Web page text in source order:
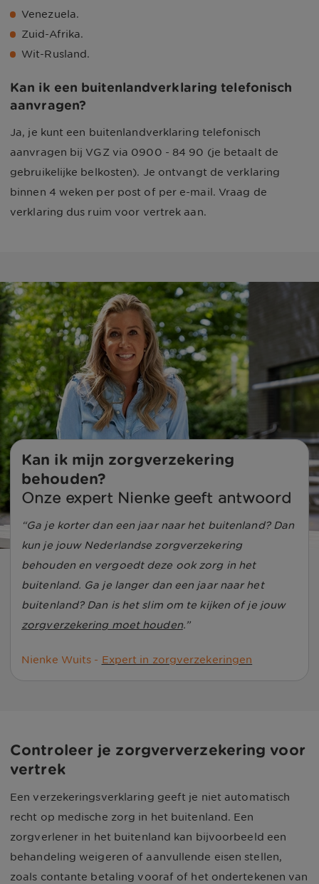
Venezuela.
Zuid-Afrika.
Wit-Rusland.
Kan ik een buitenlandverklaring telefonisch
aanvragen?
Ja, je kunt een buitenlandverklaring telefonisch
aanvragen bij VGZ via 0900 - 84 90 (je betaalt de
gebruikelijke belkosten). Je ontvangt de verklaring
binnen 4 weken per post of per e-mail. Vraag de
verklaring dus ruim voor vertrek aan.
Kan ik mijn zorgverzekering
behouden?
Onze expert Nienke geeft antwoord
Ga je korter dan een jaar naar het buitenland? Dan
kun je jouw Nederlandse zorgverzekering
behouden en vergoedt deze ook zorg in het
buitenland. Ga je langer dan een jaar naar het
buitenland? Dan is het slim om te kijken of je jouw
zorgverzekering moet houden.
Nienke Wuits - Expert in zorgverzekeringen
Controleer je zorgververzekering voor
vertrek
Een verzekeringsverklaring geeft je niet automatisch
recht op medische zorg in het buitenland. Een
zorgverlener in het buitenland kan bijvoorbeeld een
behandeling weigeren of aanvullende eisen stellen,
zoals contante betaling vooraf of het ondertekenen van